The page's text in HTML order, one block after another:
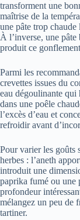
transforment une
maîtrise de la
une pâte trop
À l’inverse, une
produit ce
Parmi les
crevettes issues du
eau dégoulinante qui
dans une poêle
l’excès d’eau et
refroidir avant
Pour varier les goûts
herbes : l’aneth
introduit une
paprika fumé ou une
profondeur
mélangez un peu de
tartiner.